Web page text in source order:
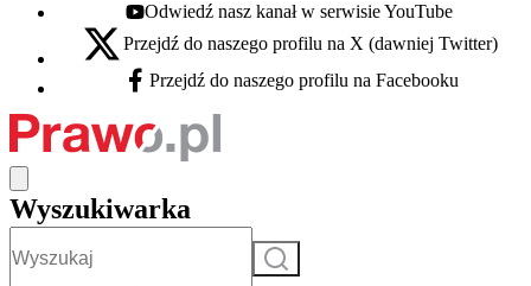
Youtube - otwiera się w nowej karcie
Odwiedź nasz kanał w serwisie YouTube
X - otwiera się w nowej karcie
Przejdź do naszego profilu na X (dawniej Twitter)
Facebook - otwiera się w nowej karcie
Przejdź do naszego profilu na Facebooku
Wyszukiwarka
Szukaj